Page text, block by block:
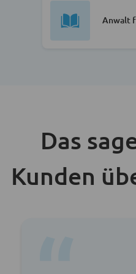
Anwalt
Das
Kunden